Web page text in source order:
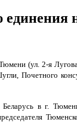
(ул. 2-я
Почетного
в г.